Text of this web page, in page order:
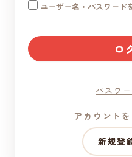
ユーザー名・パスワード
パスワ
アカウント
新規登